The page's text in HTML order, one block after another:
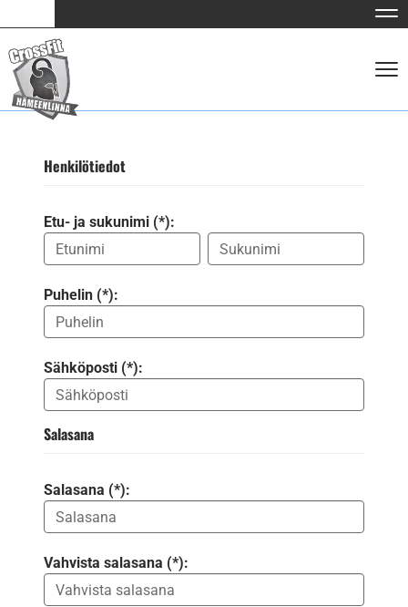
Henkilötiedot
Etu- ja sukunimi (*):
Puhelin (*):
Sähköposti (*):
Salasana
Salasana (*):
Vahvista salasana (*):